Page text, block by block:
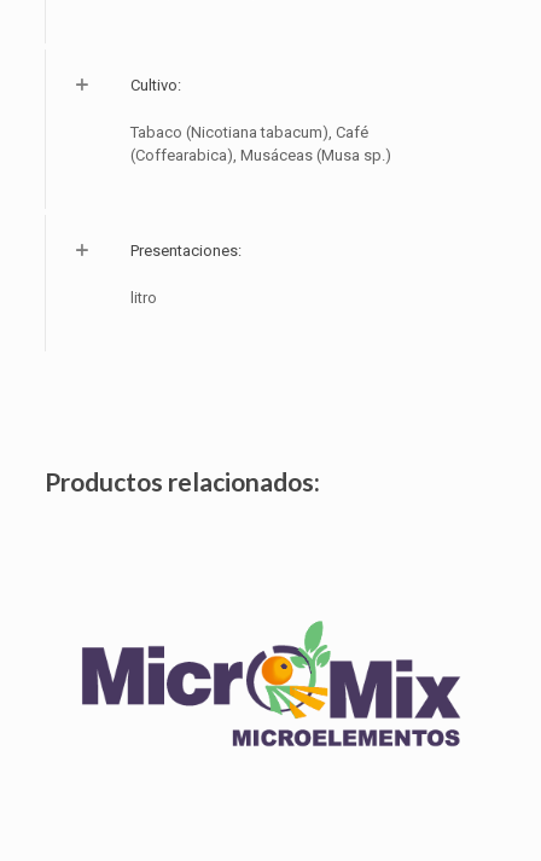
Cultivo:
Tabaco (Nicotiana tabacum), Café
(Coffearabica), Musáceas (Musa sp.)
Presentaciones:
litro
Productos relacionados:
Click edit button to change this text. Lorem ipsum dolor
sit amet.
Ver producto